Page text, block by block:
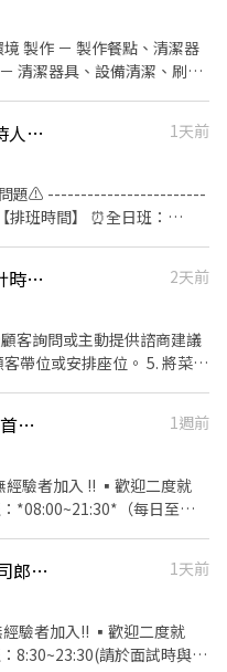
學期、學年實習業務，可
、6-8月、12月期間限定特別
元。 ✅每月工時達成獎勵，
小時以上者發放1,000元。
須提供16-20小時排班。兩周
的兼職人員
(排班區間另安排休息時
) ※彈性排班可討論喔。週六
通便利通勤上班很方便。 ✅
您，加入三澧餐飲集團。 -
區衡陽路20號2樓(衡陽路
＊捷運板南線-西門站4號
出口 --------------------------
『加
餐飲集團在台分
食連鎖品牌，旗下六大連鎖
CAFFÈ、BELLINI
★日式鍋物餐廳：Mo-Mo-
天吉屋、吉天麩羅 全台直營
定發展中。 -------------------
【應徵須
徵申請。 ②履歷初審合適
則不另行通知。 ③錄取的實
製作 － 製作餐點、清潔器
清潔器具、設備清潔、刷地
定期檢
加發早夜津貼+$45/時 ✅
超划算！ 🍔在職第二個月
府規定走，每日薪資清清楚
班表現優良可升遷為計時主
Y25🍚🍱北車微風店_內/外場計時人員【YAYOI彌生軒】
1天前
問題⚠️ ------------------------
時間】 ⏰全日班：
《外場服務》 1. 佈置及
覆有關餐飲問題，必要時提
服務 4. 收銀服務 5. 工作區域
》 1. 洗剝削切各種食材，烹
服務有高度的熱忱，態度
學期、學年實習業務，可
元。 ✅每月工時達成獎勵，
小時以上者發放1,000元。
提供16-20小時排班。兩周
的兼職人員
墨竹亭｜燃麵本家 北車站前店-計時人員
2天前
帶位或安排座位。 5. 將菜單
🍣🐟壽司郎TOGO外帶店🔪全台首間🙌晚班兼職👁️看這邊🙌週末240元🙌平日220元
1週前
驗者加入 !! ▪歡迎二度就
*08:00~21:30*（每日至少
市營運（ 內外場基本作業 ）
種子人員。 4. 其他主管交
用餐優惠 ▪年度健檢及津
按每分鐘計算 ▪不定期活動
平日時薪230元 六日250元起 壽司郎 台北館前路店 長、短期兼職
1天前
驗者加入!! ▪歡迎二度就
8:30~23:30(請於面試時與主